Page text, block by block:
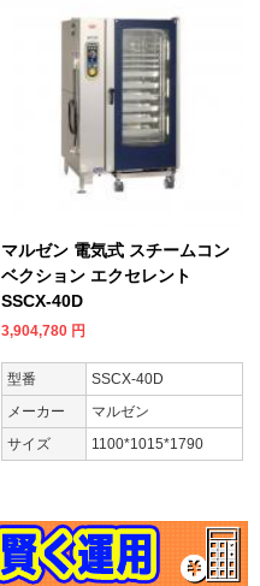
マルゼン 電気式 スチームコン
ベクション エクセレント
SSCX-40D
3,904,780 円
型番
SSCX-40D
メーカー
マルゼン
サイズ
1100*1015*1790